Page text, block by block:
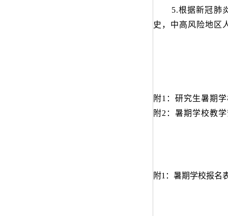
5.根据新冠肺
史 ， 中高风险地区
附1：研究生暑期
附2：暑期学校教
附1：暑期学校报名